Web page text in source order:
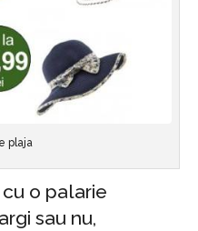
plaja
o palarie
sau nu,